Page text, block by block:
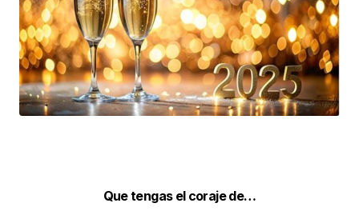
Que tengas el coraje de…